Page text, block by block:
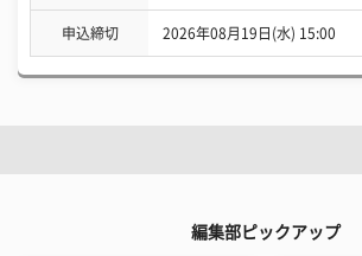
申込締切 2026年08月19日(水) 15:00
編集部ピックアップ